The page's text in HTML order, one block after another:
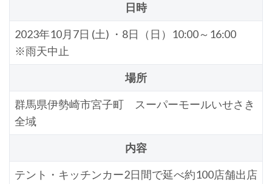
日時
2023年10月7日 (土) ・8日（日）10:00～16:00
※雨天中止
場所
群馬県伊勢崎市宮子町 スーパーモールいせさき
全域
内容
テント・キッチンカー2日間で延べ約100店舗出店